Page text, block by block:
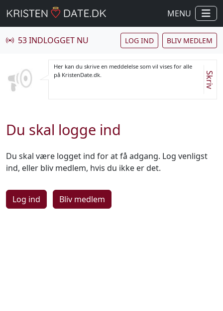
MENU
53 INDLOGGET NU LOG IND BLIV MEDLEM
Her kan du skrive en meddelelse som vil vises for alle
på KristenDate.dk.
Skriv
Du skal logge ind
Du skal være logget ind for at få adgang. Log venligst
ind, eller bliv medlem, hvis du ikke er det.
Log ind